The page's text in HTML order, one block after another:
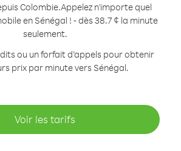
Colombie.Appelez n'importe quel
en Sénégal ! - dès 38.7 ¢ la minute
seulement.
ou un forfait d’appels pour obtenir
prix par minute vers Sénégal.
Voir les tarifs